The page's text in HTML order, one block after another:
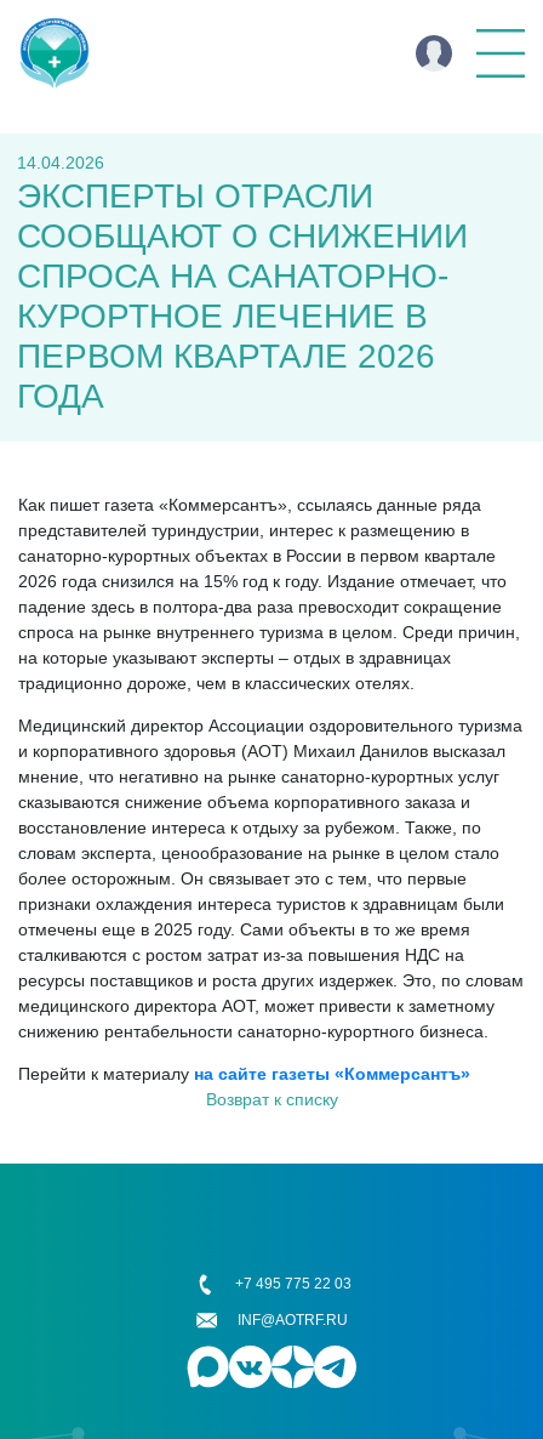
14.04.2026
ЭКСПЕРТЫ ОТРАСЛИ
СООБЩАЮТ О СНИЖЕНИИ
СПРОСА НА САНАТОРНО-
КУРОРТНОЕ ЛЕЧЕНИЕ В
ПЕРВОМ КВАРТАЛЕ 2026
ГОДА
Как пишет газета «Коммерсантъ», ссылаясь данные ряда
представителей туриндустрии, интерес к размещению в
санаторно-курортных объектах в России в первом квартале
2026 года снизился на 15% год к году. Издание отмечает, что
падение здесь в полтора-два раза превосходит сокращение
спроса на рынке внутреннего туризма в целом. Среди причин,
на которые указывают эксперты – отдых в здравницах
традиционно дороже, чем в классических отелях.
Медицинский директор Ассоциации оздоровительного туризма
и корпоративного здоровья (АОТ) Михаил Данилов высказал
мнение, что негативно на рынке санаторно-курортных услуг
сказываются снижение объема корпоративного заказа и
восстановление интереса к отдыху за рубежом. Также, по
словам эксперта, ценообразование на рынке в целом стало
более осторожным. Он связывает это с тем, что первые
признаки охлаждения интереса туристов к здравницам были
отмечены еще в 2025 году. Сами объекты в то же время
сталкиваются с ростом затрат из-за повышения НДС на
ресурсы поставщиков и роста других издержек. Это, по словам
медицинского директора АОТ, может привести к заметному
снижению рентабельности санаторно-курортного бизнеса.
Перейти к материалу на сайте газеты «Коммерсантъ»
Возврат к списку
+7 495 775 22 03
INF@AOTRF.RU